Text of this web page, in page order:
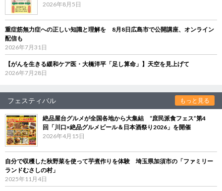
2026年8月5日
重症筋無力症への正しい知識と理解を 8月8日広島市で公開講座、オンライン
配信も
2026年7月31日
【がんを生きる緩和ケア医・大橋洋平「足し算命」】天空を見上げて
2026年7月28日
フェスティバル もっと見る
絶品屋台グルメが全国各地から大集結 “庶民派食フェス”第4
回「川口×絶品グルメビール＆日本酒祭り2026」を開催
2026年4月15日
自分で収穫した秋野菜を使って芋煮作りを体験 埼玉県加須市の「ファミリー
ランドむさしの村」
2025年11月4日